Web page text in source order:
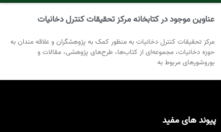
عناوین موجود در کتابخانه مرکز تحقیقات کنترل دخانیات
مرکز تحقیقات کنترل دخانیات به منظور کمک به پژوهشگران و علاقه مندان به
حوزه دخانیات، مجموعه‌ای از کتاب‌ها، طرح‌های پژوهشی، مقالات و
بوروشورهای مربوط به
پیوند های مفید